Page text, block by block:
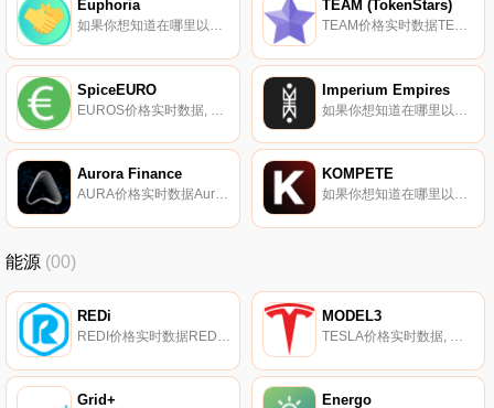
Euphoria
如果你想知道在哪里以当前价格购买Euphoria,目前交易{Euphoria]股票的顶级加密货币交易所是SushiSwap（Harmony）。您可以在我们的加密货币交易所页面上找到其他列表.
TEAM (TokenStars)
TEAM价格实时数据TEAM (TokenStars)（TEAM）是一种加密货币,在以太坊平台上运行。TEAM (TokenStars)目前的供应量为17818682.1654。最近已知的TEAM (TokenStars)价格为0.00408004美元,在过去24小时内上涨了2.23美元.
SpiceEURO Imperium Empires
Aurora Finance
AURA价格实时数据Aurora提供了一种独一无二的去中心化金融（DeFi）资产,该资产使用其专有的ARP协议以长期固定复利奖励用户。Aurora反射协议（ARP）是一种创新的金融协议,它使注更容易、更高效,同时也为AURA代币持有者提供了加密货币中最一致的回报.
KOMPETE
如果你想知道在哪里以当前价格购买KOMPETE,目前交易{KOMPETE]股票的顶级加密货币交易所是Uniswap（V3）和Uniswap。您可以在我们的加密货币交易所页面上找到其他列表.
能源 (00)
REDi MODEL3
Grid+ Energo